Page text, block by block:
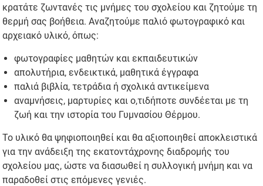
κρατάτε ζωντανές τις μνήμες του σχολείου και ζητούμε τη
θερμή σας βοήθεια. Αναζητούμε παλιό φωτογραφικό και
αρχειακό υλικό, όπως:
φωτογραφίες μαθητών και εκπαιδευτικών
απολυτήρια, ενδεικτικά, μαθητικά έγγραφα
παλιά βιβλία, τετράδια ή σχολικά αντικείμενα
αναμνήσεις, μαρτυρίες και ο,τιδήποτε συνδέεται με τη
ζωή και την ιστορία του Γυμνασίου Θέρμου.
Το υλικό θα ψηφιοποιηθεί και θα αξιοποιηθεί αποκλειστικά
για την ανάδειξη της εκατοντάχρονης διαδρομής του
σχολείου μας, ώστε να διασωθεί η συλλογική μνήμη και να
παραδοθεί στις επόμενες γενιές.